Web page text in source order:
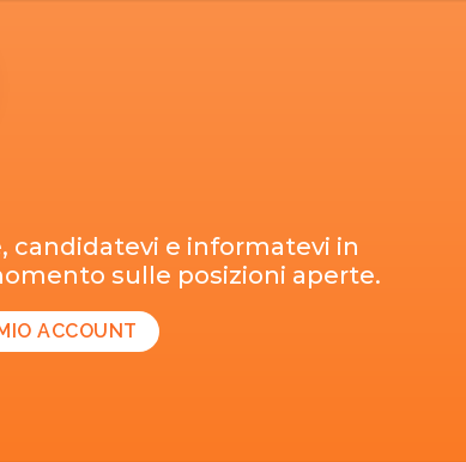
candidatevi e informatevi in
sulle posizioni aperte.
ACCOUNT